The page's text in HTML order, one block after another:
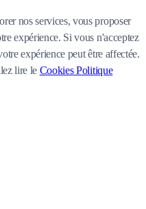
nos services, vous proposer
expérience. Si vous n'acceptez
expérience peut être affectée.
lire le Cookies Politique